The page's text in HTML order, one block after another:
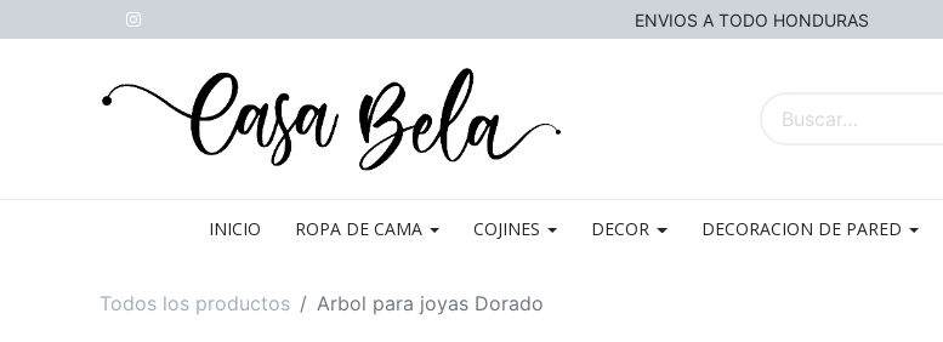
ENVIOS A TODO HONDURAS
INICIO ROPA DE CAMA COJINES DECOR DECORACION DE PARED
Todos los productos Arbol para joyas Dorado